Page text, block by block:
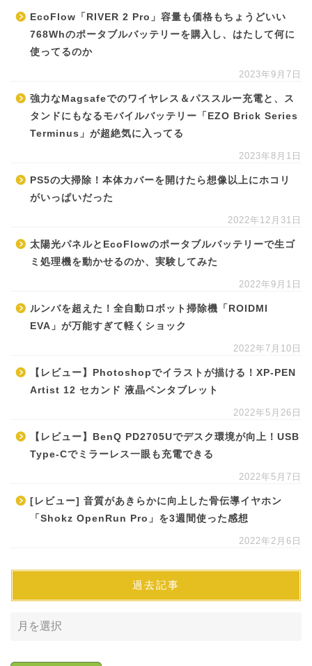
EcoFlow「RIVER 2 Pro」容量も価格もちょうどいい
768Whのポータブルバッテリーを購入し、はたして何に
使ってるのか
2023年9月7日
強力なMagsafeでのワイヤレス＆パススルー充電と、ス
タンドにもなるモバイルバッテリー「EZO Brick Series
Terminus」が超絶気に入ってる
2023年8月1日
PS5の大掃除！本体カバーを開けたら想像以上にホコリ
がいっぱいだった
2022年12月31日
太陽光パネルとEcoFlowのポータブルバッテリーで生ゴ
ミ処理機を動かせるのか、実験してみた
2022年9月1日
ルンバを超えた！全自動ロボット掃除機「ROIDMI
EVA」が万能すぎて軽くショック
2022年7月10日
【レビュー】Photoshopでイラストが描ける！XP-PEN
Artist 12 セカンド 液晶ペンタブレット
2022年5月26日
【レビュー】BenQ PD2705Uでデスク環境が向上！USB
Type-Cでミラーレス一眼も充電できる
2022年5月7日
[レビュー] 音質があきらかに向上した骨伝導イヤホン
「Shokz OpenRun Pro」を3週間使った感想
2022年2月6日
過去記事